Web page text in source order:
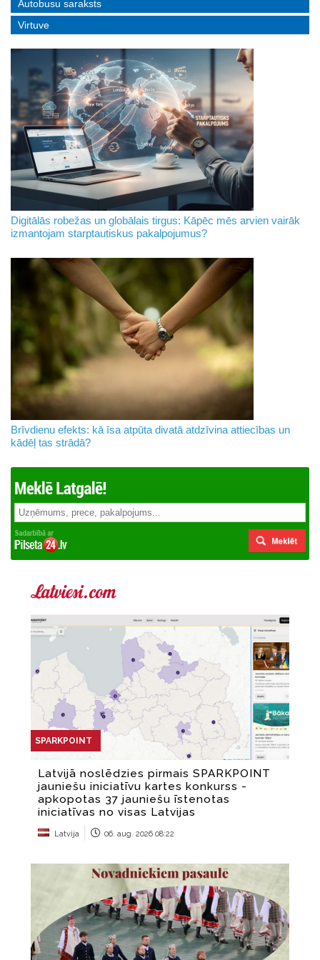
Autobusu saraksts
Virtuve
Digitālās robežas un globālais tirgus: Kāpēc mēs arvien vairāk
izmantojam starptautiskus pakalpojumus?
Brīvdienu efekts: kā īsa atpūta divatā atdzīvina attiecības un
kādēļ tas strādā?